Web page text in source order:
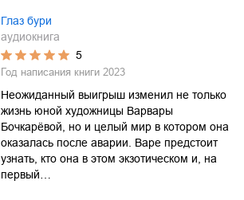
Глаз бури
аудиокнига
5
Год написания книги 2023
Неожиданный выигрыш изменил не только
жизнь юной художницы Варвары
Бочкарёвой, но и целый мир в котором она
оказалась после аварии. Варе предстоит
узнать, кто она в этом экзотическом и, на
первый…